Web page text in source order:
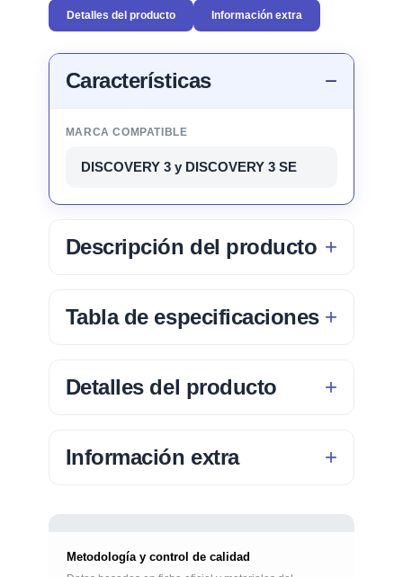
Detalles del producto Información extra
Características
MARCA COMPATIBLE
DISCOVERY 3 y DISCOVERY 3 SE
Descripción del producto
Tabla de especificaciones
Detalles del producto
Información extra
Metodología y control de calidad